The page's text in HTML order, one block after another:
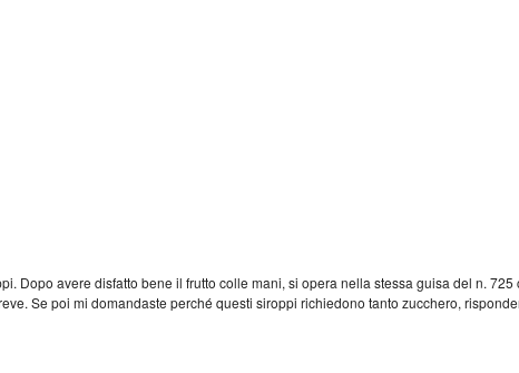
Dopo avere disfatto bene il frutto colle mani, si opera nella stessa guisa del n.
Se poi mi domandaste perché questi siroppi richiedono tanto zucchero,